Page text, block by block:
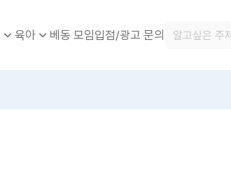
육아 베동 모임입점/광고 문의